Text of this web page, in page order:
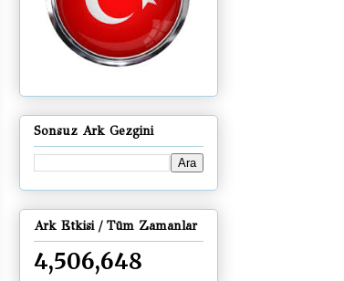
Sonsuz Ark Gezgini
Ark Etkisi / Tüm Zamanlar
4,506,648